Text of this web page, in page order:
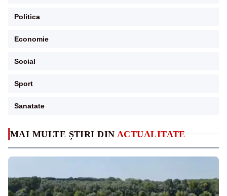
MAI MULTE ȘTIRI DIN ACTUALITATE
Politica
Economie
Social
Sport
Sanatate